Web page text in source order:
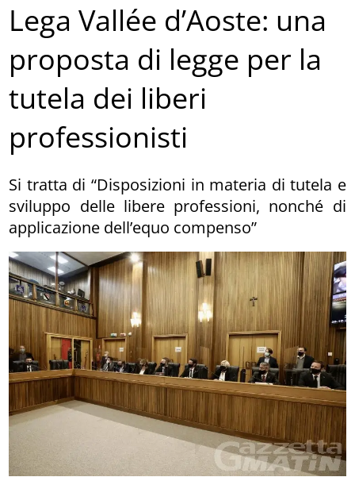
Lega Vallée d’Aoste: una
proposta di legge per la
tutela dei liberi
professionisti
Si tratta di “Disposizioni in materia di tutela e
sviluppo delle libere professioni, nonché di
applicazione dell’equo compenso”